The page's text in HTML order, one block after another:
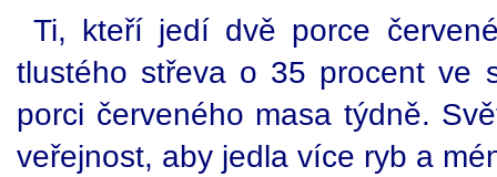
Ti, kteří jedí dvě porce
tlustého střeva o 35 procent ve
porci červeného masa týdně.
veřejnost, aby jedla více ryb a